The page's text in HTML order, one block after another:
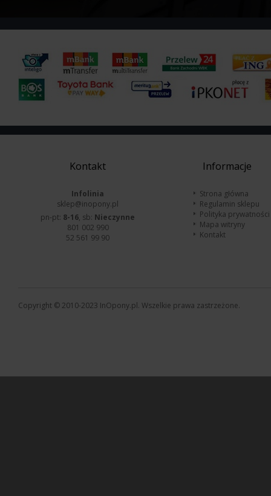
Kontakt
Infolinia
sklep@inopony.pl
pn-pt: 8-16, sb: Nieczynne
801 002 990
52 561 99 90
Informacje
Strona główna
Regulamin sklepu
Polityka prywatności
Mapa witryny
Kontakt
Copyright © 2010-2023 InOpony.pl. Wszelkie prawa zastrzeżone.